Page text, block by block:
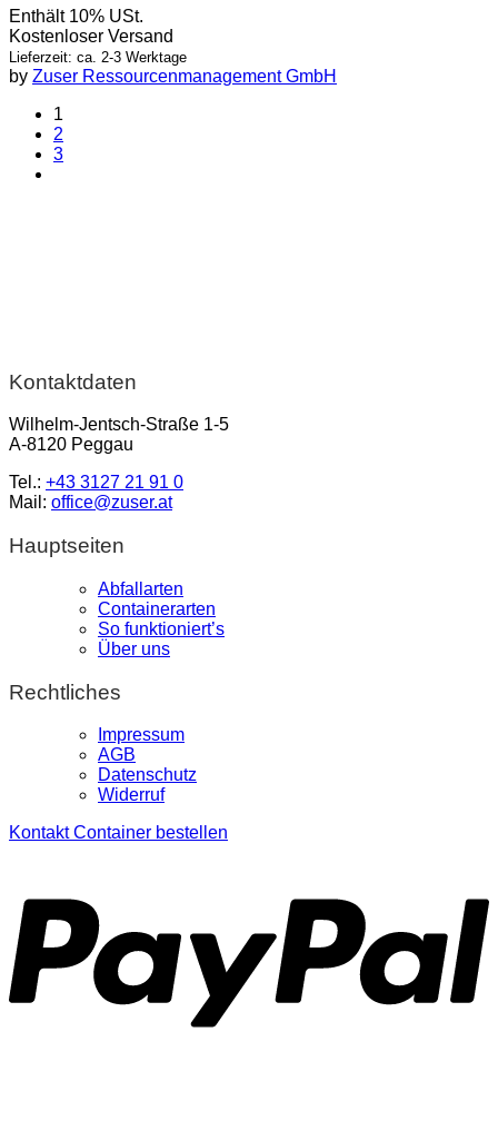
Enthält 10% USt.
Kostenloser Versand
Lieferzeit: ca. 2-3 Werktage
by Zuser Ressourcenmanagement GmbH
1
2
3
Kontaktdaten
Wilhelm-Jentsch-Straße 1-5
A-8120 Peggau
Tel.: +43 3127 21 91 0
Mail: office@zuser.at
Hauptseiten
Abfallarten
Containerarten
So funktioniert’s
Über uns
Rechtliches
Impressum
AGB
Datenschutz
Widerruf
Kontakt Container bestellen